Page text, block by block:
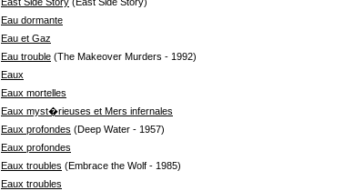
Eau dormante
Eau et Gaz
Eau trouble (The Makeover Murders - 1992)
Eaux
Eaux mortelles
Eaux myst�rieuses et Mers infernales
Eaux profondes (Deep Water - 1957)
Eaux profondes
Eaux troubles (Embrace the Wolf - 1985)
Eaux troubles